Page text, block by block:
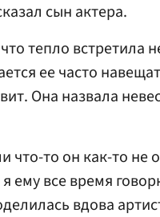
сын актера.
тепло встретила
ее часто
Она назвала
то он как-то не
ему все время
вдова